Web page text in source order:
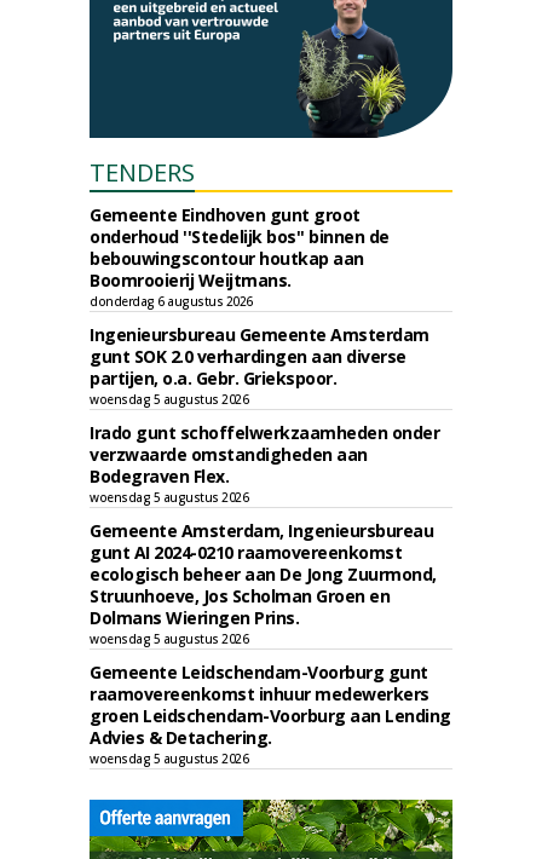
TENDERS
Gemeente Eindhoven gunt groot
onderhoud ''Stedelijk bos'' binnen de
bebouwingscontour houtkap aan
Boomrooierij Weijtmans.
donderdag 6 augustus 2026
Ingenieursbureau Gemeente Amsterdam
gunt SOK 2.0 verhardingen aan diverse
partijen, o.a. Gebr. Griekspoor.
woensdag 5 augustus 2026
Irado gunt schoffelwerkzaamheden onder
verzwaarde omstandigheden aan
Bodegraven Flex.
woensdag 5 augustus 2026
Gemeente Amsterdam, Ingenieursbureau
gunt AI 2024-0210 raamovereenkomst
ecologisch beheer aan De Jong Zuurmond,
Struunhoeve, Jos Scholman Groen en
Dolmans Wieringen Prins.
woensdag 5 augustus 2026
Gemeente Leidschendam-Voorburg gunt
raamovereenkomst inhuur medewerkers
groen Leidschendam-Voorburg aan Lending
Advies & Detachering.
woensdag 5 augustus 2026